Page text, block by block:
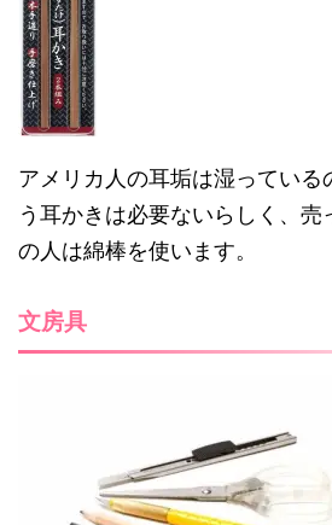
アメリカ人の耳垢は湿っている
う耳かきは必要ないらしく、売
の人は綿棒を使います。
文房具